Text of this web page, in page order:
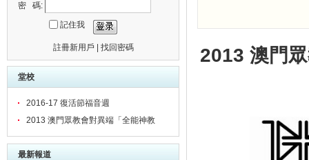
密 碼:
記住我
註冊新用戶 找回密碼
堂校
2016-17 復活節福音週
2013 澳門眾教會對異端「全能神教
會」作出之聯合聲明
最新報道
2013 澳門